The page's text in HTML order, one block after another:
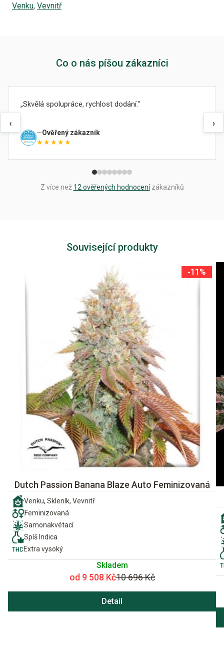
Venku, Vevnitř
Co o nás píšou zákazníci
‹
Skvělá spolupráce, rychlost dodání.
Ověřený zákazník
★★★★★
›
Z více než 12 ověřených hodnocenízákazníků
Související produkty
-11%
Dutch Passion Banana Blaze Auto Feminizovaná
Venku, Skleník, Vevnitř
Feminizovaná
Samonakvétací
Spíš Indica
Extra vysoký
Skladem
od 9 508 Kč10 696 Kč
Detail